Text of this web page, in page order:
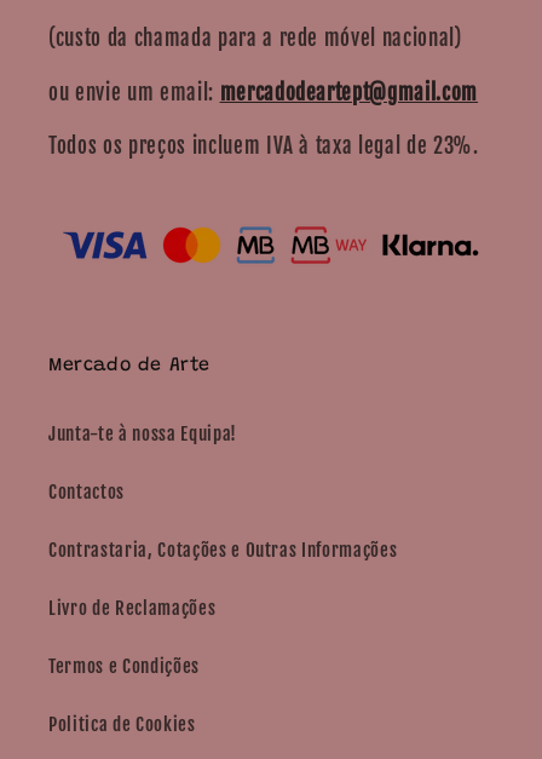
(custo da chamada para a rede móvel nacional)
ou envie um email: mercadodeartept@gmail.com
Todos os preços incluem IVA à taxa legal de 23%.
Mercado de Arte
Junta-te à nossa Equipa!
Contactos
Contrastaria, Cotações e Outras Informações
Livro de Reclamações
Termos e Condições
Politica de Cookies